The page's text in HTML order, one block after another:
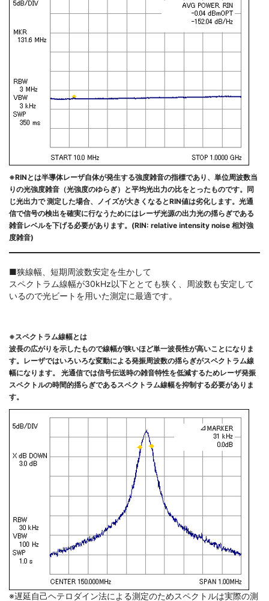
※RINとは半導体レーザ自体が発生する強度雑音の指標であり、単位周波数当
りの光強度雑音（光強度のゆらぎ）と平均光出力の比をとったものです。同
じ光出力で 測定した場合、ノイズが大きくなるとRIN値は劣化します。光通
信で信号の検出を確実に行なうためにはレーザ光源の出力光の揺らぎである
雑音レベルを下げる必要があります。(RIN: relative intensity noise 相対強
度雑音)
■狭線幅、短期周波数安定を生かして
スペクトラム線幅が30kHz以下ととても狭く、周波数も安定して
いるので光ビートを用いた測定に最適です。
※スペクトラム線幅とは
波長の広がりを示したもので線幅が狭いほど単一波長性が高いことになりま
す。レーザではいろいろな変動による発振周波数の揺らぎがスペクトラム線
幅になります。 光通信では信号伝送時の雑音特性を低減するためレーザ発振
スペクトルの時間的揺らぎであるスペクトラム線幅を抑制する必要がありま
す。
※遅延自己ヘテロダイン法による測定のためスペクトルは実際の測